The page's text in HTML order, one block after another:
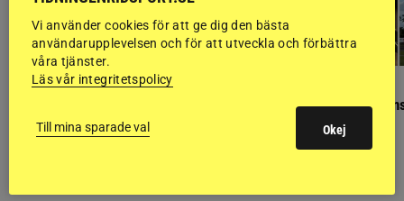
GÄSTBLOGGEN
Så gick det på
Vi använder cookies för att ge dig den bästa
användarupplevelsen och för att utveckla och förbättra
våra tjänster.
Läs vår integritetspolicy
Till mina sparade val Okej